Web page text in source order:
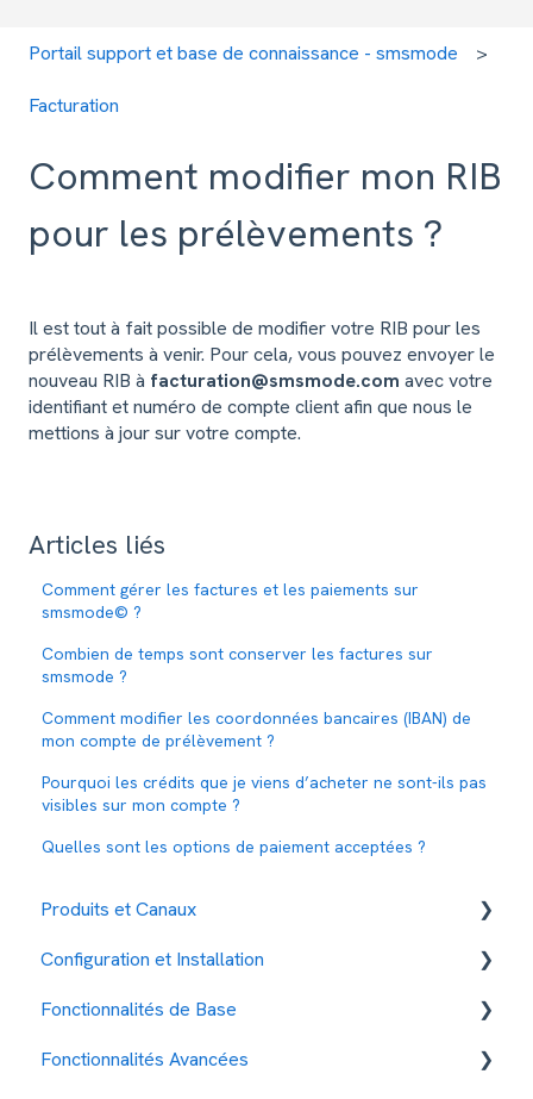
Portail support et base de connaissance - smsmode
Facturation
Comment modifier mon RIB
pour les prélèvements ?
Il est tout à fait possible de modifier votre RIB pour les
prélèvements à venir. Pour cela, vous pouvez envoyer le
nouveau RIB à facturation@smsmode.com avec votre
identifiant et numéro de compte client afin que nous le
mettions à jour sur votre compte.
Articles liés
Comment gérer les factures et les paiements sur
smsmode© ?
Combien de temps sont conserver les factures sur
smsmode ?
Comment modifier les coordonnées bancaires (IBAN) de
mon compte de prélèvement ?
Pourquoi les crédits que je viens d’acheter ne sont-ils pas
visibles sur mon compte ?
Quelles sont les options de paiement acceptées ?
Produits et Canaux
SMS
TTS
RCS
Configuration et Installation
Tarifs et Paiement
Gestion des contacts
Fonctionnalités de Base
Gestion des Contacts
Fonctionnalités Avancées